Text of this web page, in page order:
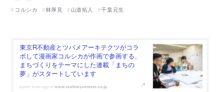
コルシカ
林厚見 山道拓人 千葉元生
東京R不動産とツバメアーキテクツがコラ
ボして漫画家コルシカが作画で参画する、
まちづくりをテーマにした連載「まちの
夢」がスタートしています
www.realtokyoestate.co.jp